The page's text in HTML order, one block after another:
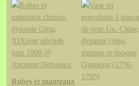
Robes et manteaux